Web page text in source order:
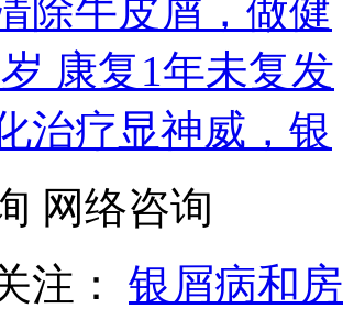
除牛皮屑，做健
康复1年未复发
治疗显神威，银
网络咨询
注：
银屑病和